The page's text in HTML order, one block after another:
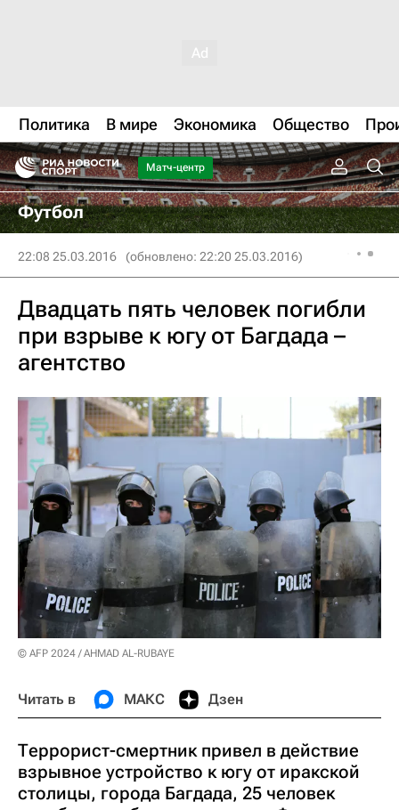
Политика В мире Экономика Общество
Матч-центр
Футбол
22:08 25.03.2016 (обновлено: 22:20 25.03.2016)
Двадцать пять человек погибли
при взрыве к югу от Багдада –
агентство
© AFP 2024 / AHMAD AL-RUBAYE
Читать в МАКС Дзен
Террорист-смертник привел в действие
взрывное устройство к югу от иракской
столицы, города Багдада, 25 человек